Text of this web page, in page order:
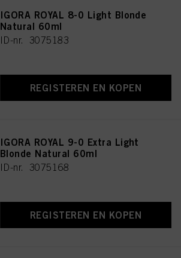
IGORA ROYAL 8-0 Light Blonde
Natural 60ml
ID-nr. 3075183
REGISTEREN EN KOPEN
IGORA ROYAL 9-0 Extra Light
Blonde Natural 60ml
ID-nr. 3075168
REGISTEREN EN KOPEN